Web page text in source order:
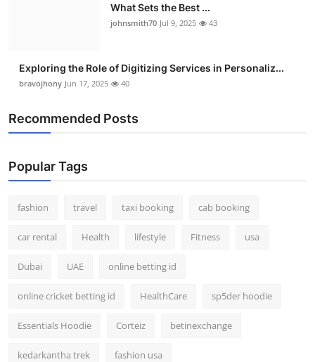
What Sets the Best ...
johnsmith70 Jul 9, 2025 43
Exploring the Role of Digitizing Services in Personaliz...
bravojhony Jun 17, 2025 40
Recommended Posts
Popular Tags
fashion travel taxi booking cab booking
car rental Health lifestyle Fitness usa
Dubai UAE online betting id
online cricket betting id HealthCare sp5der hoodie
Essentials Hoodie Corteiz betinexchange
kedarkantha trek fashion usa